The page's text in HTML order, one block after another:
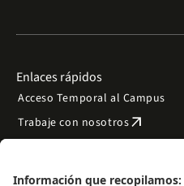
Enlaces rápidos
Acceso Temporal al Campus
Trabaje con nosotrosarrow_outward
Preguntas frecuentes